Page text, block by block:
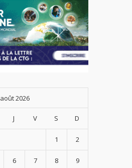
août 2026
J V S D
1 2
6 7 8 9